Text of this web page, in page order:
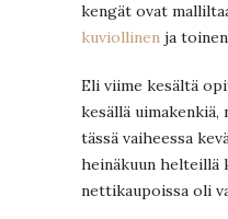
kengät ovat
kuviollinen ja toinen
Eli viime kesältä
kesällä uimakenkiä,
tässä vaiheessa
heinäkuun helteillä
nettikaupoissa oli